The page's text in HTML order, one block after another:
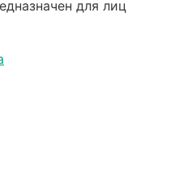
для лиц